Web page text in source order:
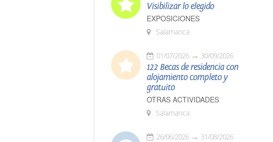
Visibilizar lo elegido
EXPOSICIONES
Salamanca
01/07/2026 30/09/2026
122 Becas de residencia con
alojamiento completo y
gratuito
OTRAS ACTIVIDADES
Salamanca
26/06/2026 31/08/2026